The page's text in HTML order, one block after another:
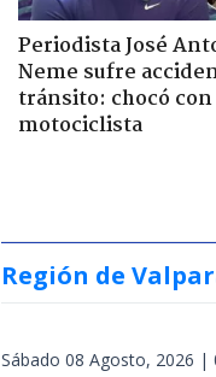
Periodista José
Neme sufre
tránsito: chocó con
motociclista
Región de
Sábado 08 Agosto, 2026 |